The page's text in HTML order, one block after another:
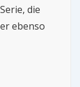
die
ebenso